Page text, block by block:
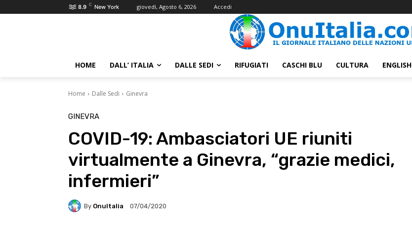
8.9 C New York giovedì, Agosto 6, 2026 Accedi
HOME DALL’ ITALIA DALLE SEDI RIFUGIATI CASCHI BLU CULTURA ENGLISH
Home Dalle Sedi Ginevra
GINEVRA
COVID-19: Ambasciatori UE riuniti
virtualmente a Ginevra, “grazie medici,
infermieri”
By OnuItalia 07/04/2020